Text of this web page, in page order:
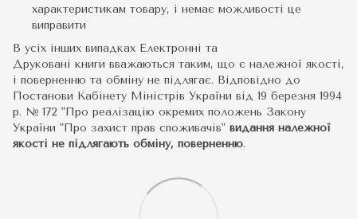
характеристикам товару, і немає можливості це
виправити
В усіх інших випадках Електронні та
Друковані книги вважаються таким, що є належної якості,
і поверненню та обміну не підлягає. Відповідно до
Постанови Кабінету Міністрів України від 19 березня 1994
р. № 172 "Про реалізацію окремих положень Закону
України "Про захист прав споживачів" видання належної
якості не підлягають обміну, поверненню.